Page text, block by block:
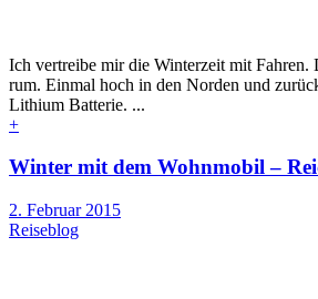
Ich vertreibe mir die Winterzeit mit Fahren.
rum. Einmal hoch in den Norden und
Lithium Batterie. ...
+
Winter mit dem Wohnmobil –
2. Februar 2015
Reiseblog